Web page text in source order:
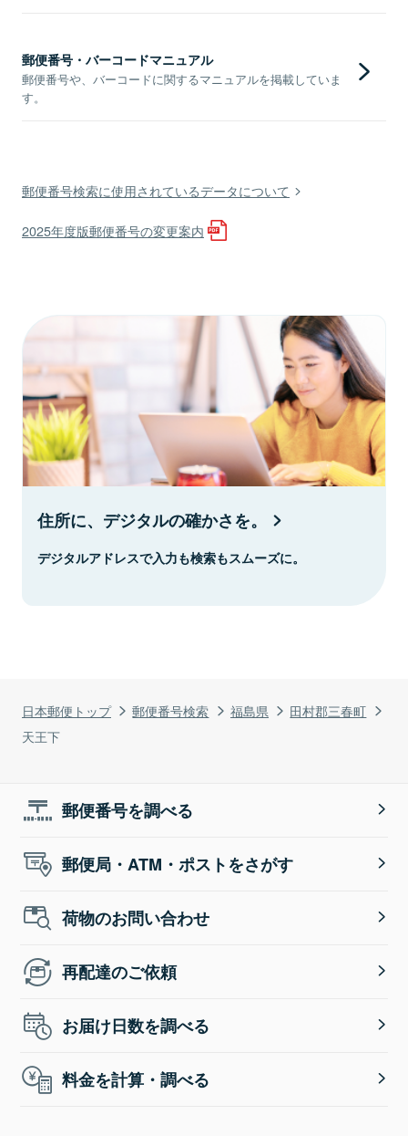
日本郵便トップ 郵便番号検索 福島県
田村郡三春町
天王下
郵便番号・バーコードマニュアル
郵便番号や、バーコードに関するマニュアルを掲載していま
す。
郵便番号検索に使用されているデータについて
2025年度版郵便番号の変更案内
住所に、デジタルの確かさを。
デジタルアドレスで入力も検索もスムーズに。
郵便番号を調べる
郵便局・ATM・ポストをさがす
荷物のお問い合わせ
再配達のご依頼
お届け日数を調べる
料金を計算・調べる